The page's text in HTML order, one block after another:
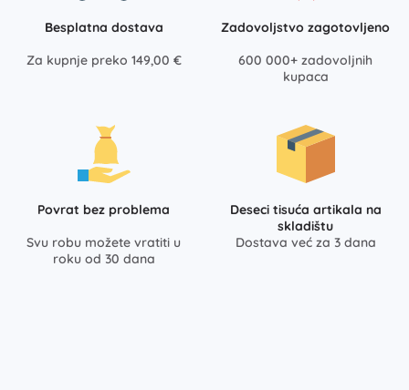
Besplatna dostava
Za kupnje preko 149,00 €
Zadovoljstvo zagotovljeno
600 000+ zadovoljnih
kupaca
Povrat bez problema
Svu robu možete vratiti u
roku od 30 dana
Deseci tisuća artikala na
skladištu
Dostava već za 3 dana